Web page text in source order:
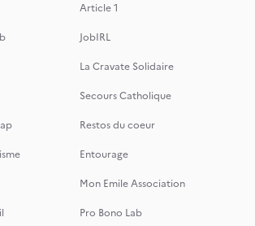
Article 1
JobIRL
La Cravate Solidaire
Secours Catholique
Restos du coeur
Entourage
Mon Emile Association
Pro Bono Lab